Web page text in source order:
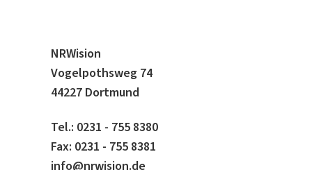
NRWision
Vogelpothsweg 74
44227 Dortmund
Tel.: 0231 - 755 8380
Fax: 0231 - 755 8381
info@nrwision.de